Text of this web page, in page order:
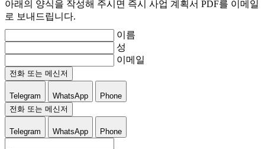
아래의 양식을 작성해 주시면 즉시 사업 계획서 PDF를 이메일
로 보내드립니다.
이름
성
이메일
전화 또는 메신저
Telegram WhatsApp
Phone
전화 또는 메신저
Telegram WhatsApp Phone